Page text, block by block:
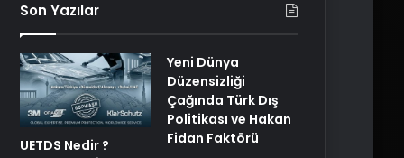
Son Yazılar
UETDS Nedir ?
Yeni Dünya
Düzensizliği
Çağında Türk Dış
Politikası ve Hakan
Fidan Faktörü